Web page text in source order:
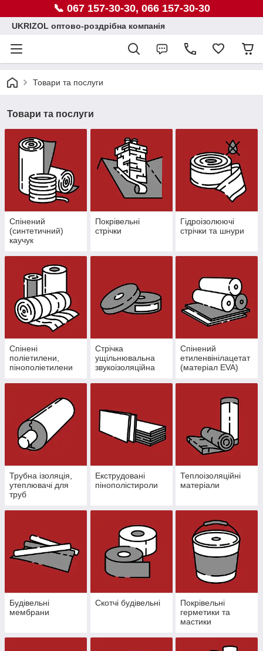
📞 067 157-30-30, 066 157-30-30
UKRIZOL оптово-роздрібна компанія
Товари та послуги
Товари та послуги
Спінений
(синтетичний)
каучук
Покрівельні
стрічки
Гідроізолюючі
стрічки та шнури
Спінені
поліетилени,
пінополіетилени
Стрічка
ущільнювальна
звукоізоляційна
Спінений
етиленвінілацетат
(матеріал EVA)
Трубна ізоляція,
утеплювачі для
труб
Екструдовані
пінополістироли
Теплоізоляційні
матеріали
Будівельні
мембрани
Скотчі будівельні
Покрівельні
герметики та
мастики